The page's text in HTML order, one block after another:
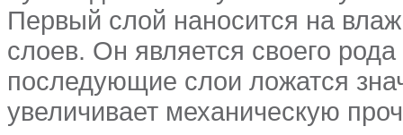
Первый слой наносится на
слоев. Он является своего
последующие слои ложатся
увеличивает механическую